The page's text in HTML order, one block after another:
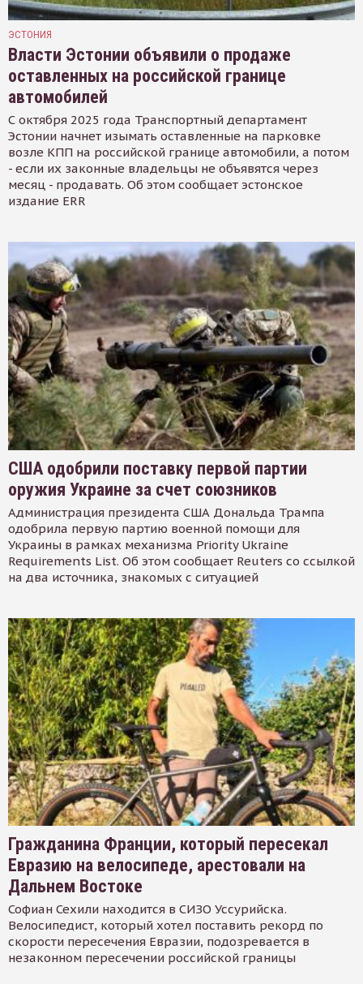
ЭСТОНИЯ
Власти Эстонии объявили о продаже
оставленных на российской границе
автомобилей
С октября 2025 года Транспортный департамент
Эстонии начнет изымать оставленные на парковке
возле КПП на российской границе автомобили, а потом
- если их законные владельцы не объявятся через
месяц - продавать. Об этом сообщает эстонское
издание ERR
США одобрили поставку первой партии
оружия Украине за счет союзников
Администрация президента США Дональда Трампа
одобрила первую партию военной помощи для
Украины в рамках механизма Priority Ukraine
Requirements List. Об этом сообщает Reuters со ссылкой
на два источника, знакомых с ситуацией
Гражданина Франции, который пересекал
Евразию на велосипеде, арестовали на
Дальнем Востоке
Софиан Сехили находится в СИЗО Уссурийска.
Велосипедист, который хотел поставить рекорд по
скорости пересечения Евразии, подозревается в
незаконном пересечении российской границы